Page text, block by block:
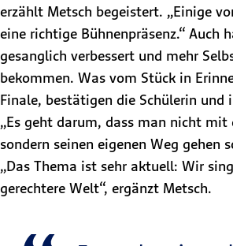
erzählt Metsch begeistert. „Einige
eine richtige Bühnenpräsenz.“ Auch
gesanglich verbessert und mehr
bekommen. Was vom Stück in
Finale, bestätigen die Schülerin und
„Es geht darum, dass man nicht mit
sondern seinen eigenen Weg gehen
„Das Thema ist sehr aktuell: Wir
gerechtere Welt“, ergänzt Metsch.